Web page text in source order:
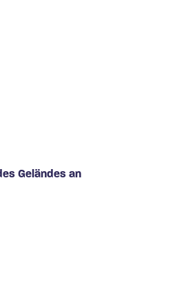
Geländes an